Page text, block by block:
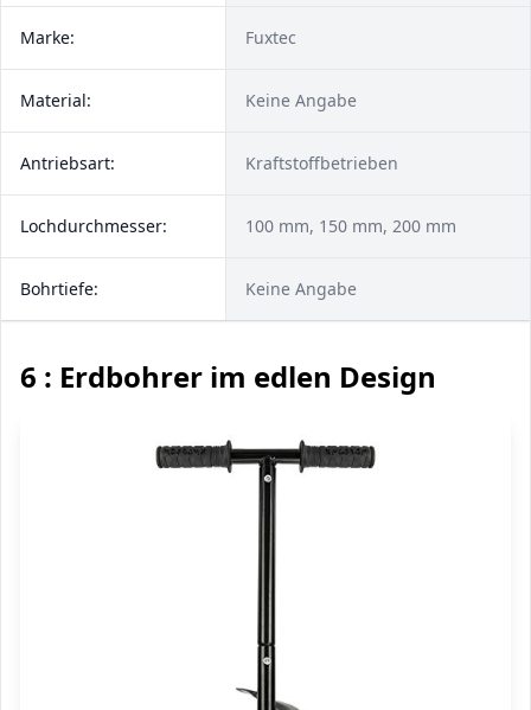
Marke: Fuxtec
Material: Keine Angabe
Antriebsart: Kraftstoffbetrieben
Lochdurchmesser: 100 mm, 150 mm, 200 mm
Bohrtiefe: Keine Angabe
6 : Erdbohrer im edlen Design